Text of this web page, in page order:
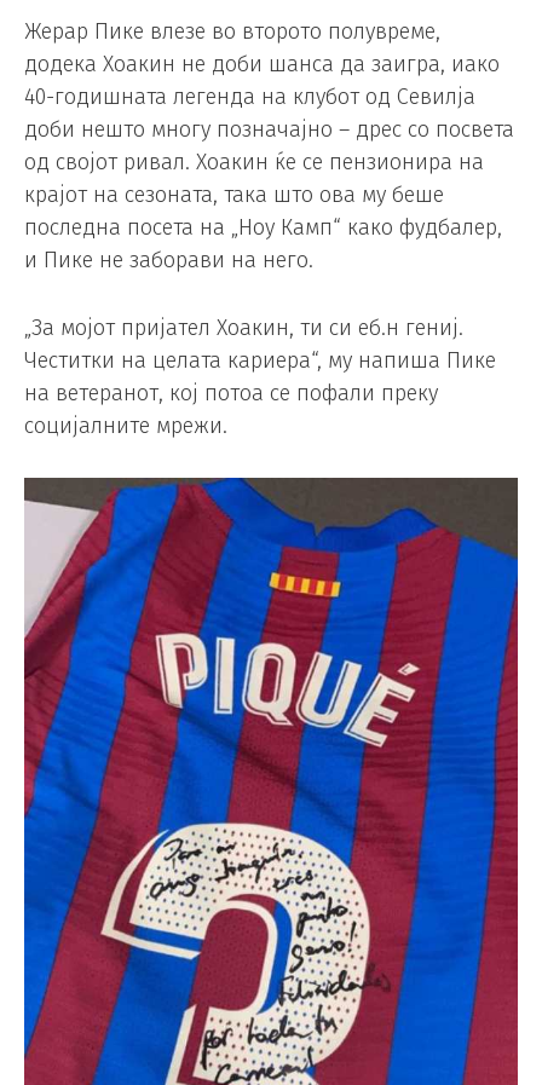
Жерар Пике влезе во второто полувреме,
додека Хоакин не доби шанса да заигра, иако
40-годишната легенда на клубот од Севилја
доби нешто многу позначајно – дрес со посвета
од својот ривал. Хоакин ќе се пензионира на
крајот на сезоната, така што ова му беше
последна посета на „Ноу Камп“ како фудбалер,
и Пике не заборави на него.
„За мојот пријател Хоакин, ти си еб.н гениј.
Честитки на целата кариера“, му напиша Пике
на ветеранот, кој потоа се пофали преку
социјалните мрежи.